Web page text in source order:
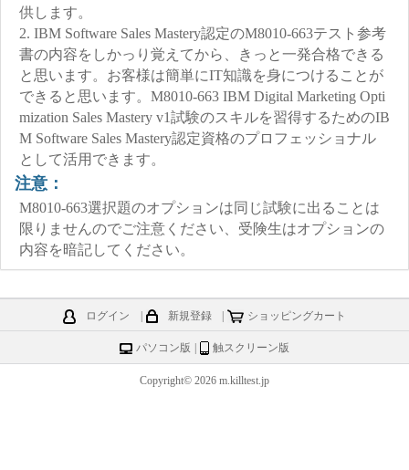
供します。
2. IBM Software Sales Mastery認定のM8010-663テスト参考
書の内容をしかっり覚えてから、きっと一発合格できる
と思います。お客様は簡単にIT知識を身につけることが
できると思います。M8010-663 IBM Digital Marketing Opti
mization Sales Mastery v1試験のスキルを習得するためのIB
M Software Sales Mastery認定資格のプロフェッショナル
として活用できます。
注意：
M8010-663選択題のオプションは同じ試験に出ることは
限りませんのでご注意ください、受険生はオプションの
内容を暗記してください。
ログイン 新規登録 ショッピングカート
パソコン版 触スクリーン版
Copyright© 2026 m.killtest.jp